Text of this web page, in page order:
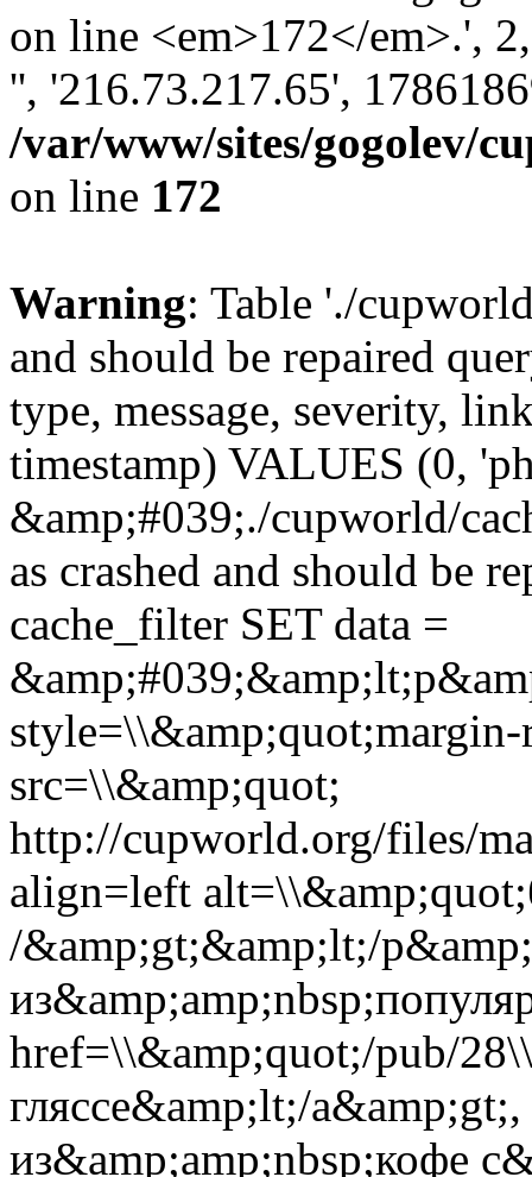
on line <em>172</em>.',
'', '216.73.217.65',
/var/www/sites/gogolev/
on line 172
Warning: Table './
and should be repaired
type, message, severity,
timestamp) VALUES (0,
&amp;#039;./cupworld/
as crashed and should be
cache_filter SET data =
src=\\&amp;quot;
http://cupworld.org/files/
align=left
/&amp;gt;&amp;lt;/
href=\\&amp;quot;/pub/
гляссе&amp;lt;/a&amp;gt;,
из&amp;amp;nbsp;кофе